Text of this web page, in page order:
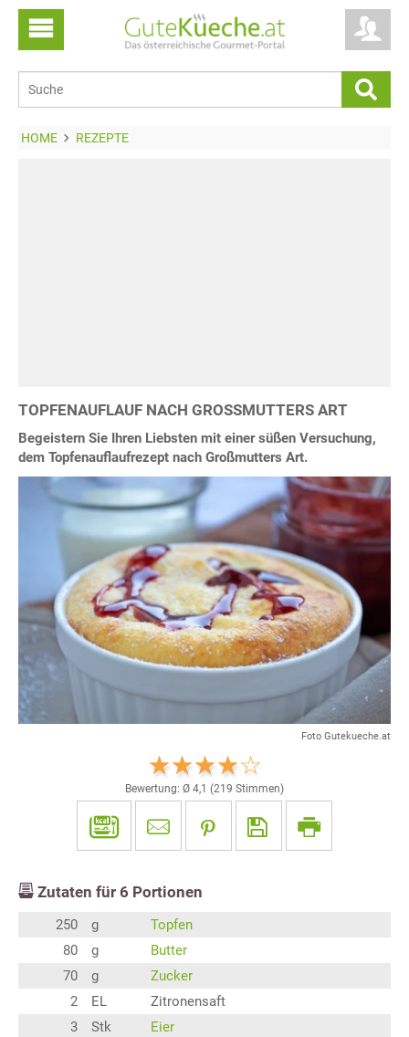
HOME REZEPTE
TOPFENAUFLAUF NACH GROSSMUTTERS ART
Begeistern Sie Ihren Liebsten mit einer süßen Versuchung,
dem Topfenauflaufrezept nach Großmutters Art.
Foto Gutekueche.at
Bewertung: Ø 4,1 (219 Stimmen)
Zutaten für 6 Portionen
250 g
Topfen
80
g
Butter
70
g
Zucker
2
EL
Zitronensaft
3
Stk
Eier